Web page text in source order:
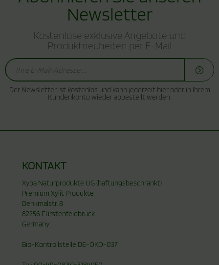
Newsletter
Kostenlose exklusive Angebote und
Produktneuheiten per E-Mail
Der Newsletter ist kostenlos und kann jederzeit hier oder in Ihrem
Kundenkonto wieder abbestellt werden.
KONTAKT
Xyba Naturprodukte UG (haftungsbeschränkt)
Premium Xylit Produkte
Denkmalstr. 8
82256 Fürstenfeldbruck
Germany
Bio-Kontrollstelle DE-ÖKO-037